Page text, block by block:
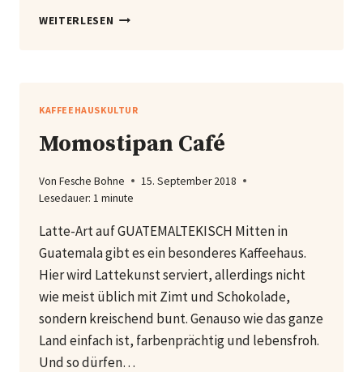
WEITERLESEN INTERVIEW:
KAFFEEHAUSKULTUR
Momostipan Café
Von Fesche Bohne
15. September 2018
Lesedauer: 1 minute
Latte-Art auf GUATEMALTEKISCH Mitten in
Guatemala gibt es ein besonderes Kaffeehaus.
Hier wird Lattekunst serviert, allerdings nicht
wie meist üblich mit Zimt und Schokolade,
sondern kreischend bunt. Genauso wie das ganze
Land einfach ist, farbenprächtig und lebensfroh.
Und so dürfen…